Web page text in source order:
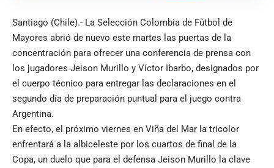
Santiago (Chile).- La Selección Colombia de Fútbol de
Mayores abrió de nuevo este martes las puertas de la
concentración para ofrecer una conferencia de prensa con
los jugadores Jeison Murillo y Víctor Ibarbo, designados por
el cuerpo técnico para entregar las declaraciones en el
segundo día de preparación puntual para el juego contra
Argentina.
En efecto, el próximo viernes en Viña del Mar la tricolor
enfrentará a la albiceleste por los cuartos de final de la
Copa, un duelo que para el defensa Jeison Murillo la clave